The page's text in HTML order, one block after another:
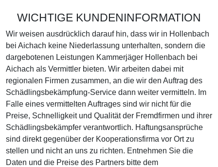
WICHTIGE KUNDENINFORMATION
Wir weisen ausdrücklich darauf hin, dass wir in Hollenbach
bei Aichach keine Niederlassung unterhalten, sondern die
dargebotenen Leistungen Kammerjäger Hollenbach bei
Aichach als Vermittler bieten. Wir arbeiten dabei mit
regionalen Firmen zusammen, an die wir den Auftrag des
Schädlingsbekämpfung-Service dann weiter vermitteln. Im
Falle eines vermittelten Auftrages sind wir nicht für die
Preise, Schnelligkeit und Qualität der Fremdfirmen und ihrer
Schädlingsbekämpfer verantwortlich. Haftungsansprüche
sind direkt gegenüber der Kooperationsfirma vor Ort zu
stellen und nicht an uns zu richten. Entnehmen Sie die
Daten und die Preise des Partners bitte dem